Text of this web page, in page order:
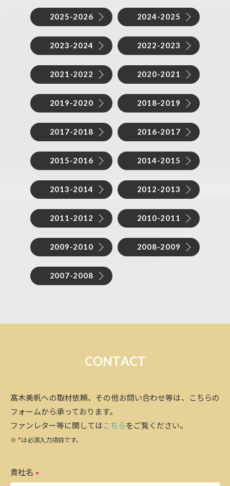
2025-2026 2024-2025
2023-2024 2022-2023
2021-2022 2020-2021
2019-2020 2018-2019
2017-2018 2016-2017
2015-2016 2014-2015
2013-2014 2012-2013
2011-2012 2010-2011
2009-2010 2008-2009
2007-2008
CONTACT
髙木美帆への取材依頼、その他お問い合わせ等は、こちらの
フォームから承っております。
ファンレター等に関してはこちらをご覧ください。
※ *は必須入力項目です。
貴社名